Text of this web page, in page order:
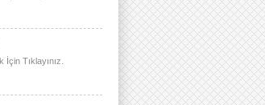
Tıklayınız.